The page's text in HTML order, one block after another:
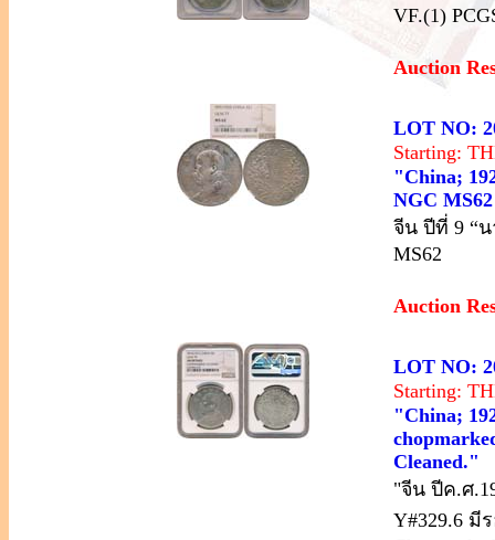
VF.(1)
Auction
LOT NO:
Starting:
"China;
NGC
จีน ปีที่ 9 “
MS62
Auction
LOT NO:
Starting:
"China;
Cleaned."
"จีน ปีค.ศ
Y#329.6 มี